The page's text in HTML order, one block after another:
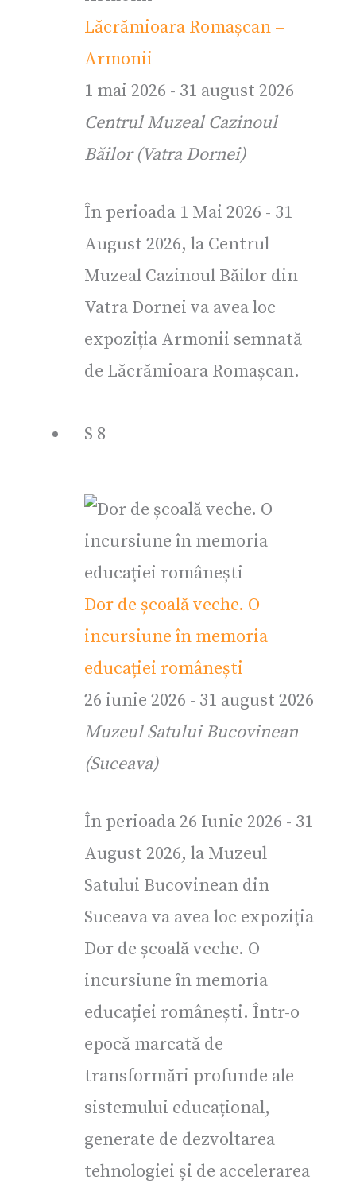
Lăcrămioara Romașcan –
Armonii
1 mai 2026 - 31 august 2026
Centrul Muzeal Cazinoul
Băilor (Vatra Dornei)
În perioada 1 Mai 2026 - 31
August 2026, la Centrul
Muzeal Cazinoul Băilor din
Vatra Dornei va avea loc
expoziția Armonii semnată
de Lăcrămioara Romașcan.
S 8
Dor de școală veche. O
incursiune în memoria
educației românești
26 iunie 2026 - 31 august 2026
Muzeul Satului Bucovinean
(Suceava)
În perioada 26 Iunie 2026 - 31
August 2026, la Muzeul
Satului Bucovinean din
Suceava va avea loc expoziția
Dor de școală veche. O
incursiune în memoria
educației românești. Într-o
epocă marcată de
transformări profunde ale
sistemului educațional,
generate de dezvoltarea
tehnologiei și de accelerarea